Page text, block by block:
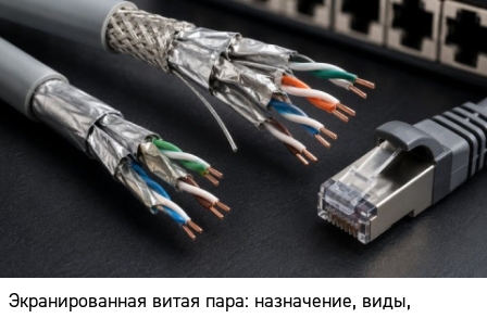
Экранированная витая пара: назначение, виды,